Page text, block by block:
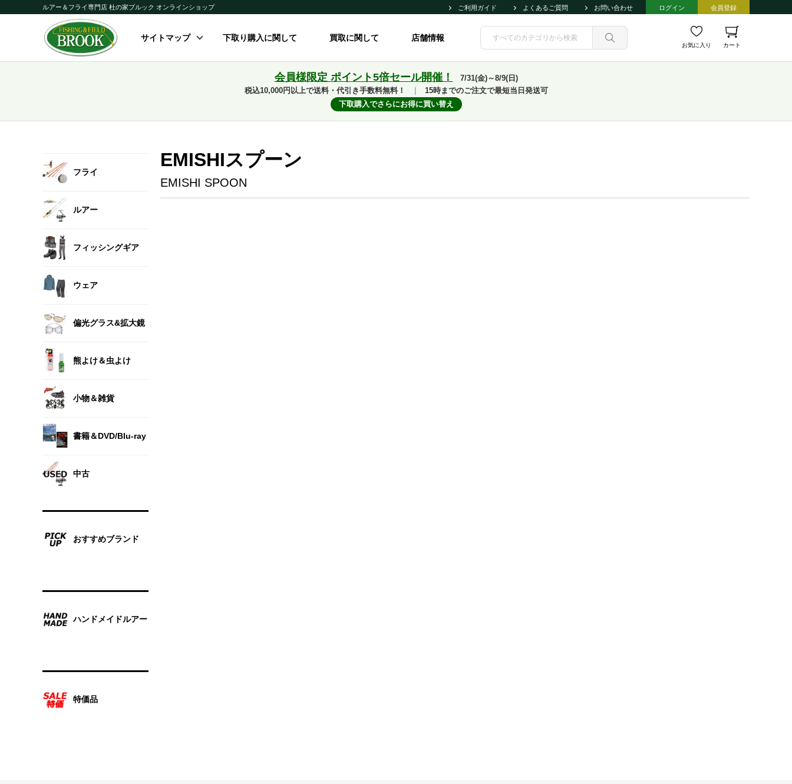
ルアー＆フライ専門店 杜の家ブルック オンラインショップ ご利用ガイド よくあるご質問 お問い合わせ ログイン 会員登録
サイトマップ 下取り購入に関して 買取に関して 店舗情報
お気に入り カート
会員様限定 ポイント5倍セール開催！
7/31(金)～8/9(日)
税込10,000円以上で送料・代引き手数料無料！
15時までのご注文で最短当日発送可
下取購入でさらにお得に買い替え
フライ
ルアー
フィッシングギア
ウェア
偏光グラス&拡大鏡
熊よけ＆虫よけ
小物＆雑貨
書籍＆DVD/Blu-ray
中古
おすすめブランド
ハンドメイドルアー
特価品
EMISHIスプーン
EMISHI SPOON